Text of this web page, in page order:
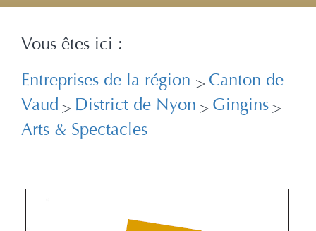
Vous êtes ici :
Entreprises de la région > Canton de
Vaud > District de Nyon > Gingins>
Arts & Spectacles